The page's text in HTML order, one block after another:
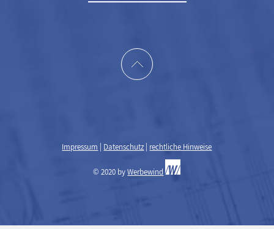
Impressum Datenschutz rechtliche Hinweise
© 2020 byWerbewind